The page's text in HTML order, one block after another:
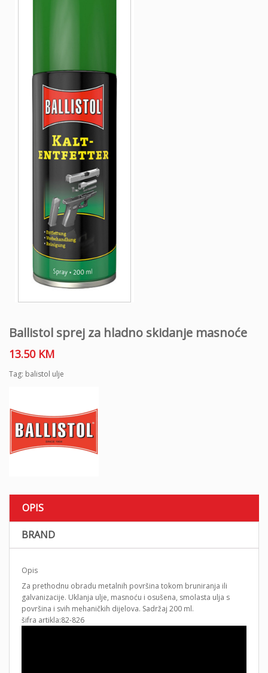
Ballistol sprej za hladno skidanje masnoće
13.50 KM
Tag: balistol ulje
OPIS
BRAND
Opis
Za prethodnu obradu metalnih površina tokom bruniranja ili
galvanizacije. Uklanja ulje, masnoću i osušena, smolasta ulja s
površina i svih mehaničkih dijelova. Sadržaj 200 ml.
šifra artikla:82-826